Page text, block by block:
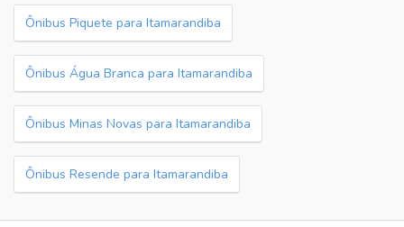
Ônibus Piquete para Itamarandiba
Ônibus Água Branca para Itamarandiba
Ônibus Minas Novas para Itamarandiba
Ônibus Resende para Itamarandiba